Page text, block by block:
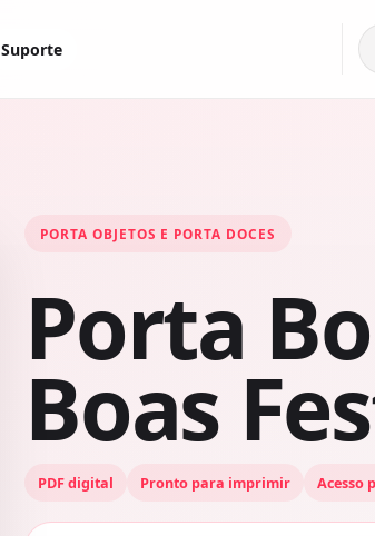
Suporte
PORTA OBJETOS E PORTA DOCES
Porta
Boas
PDF digital Pronto para imprimir Acesso